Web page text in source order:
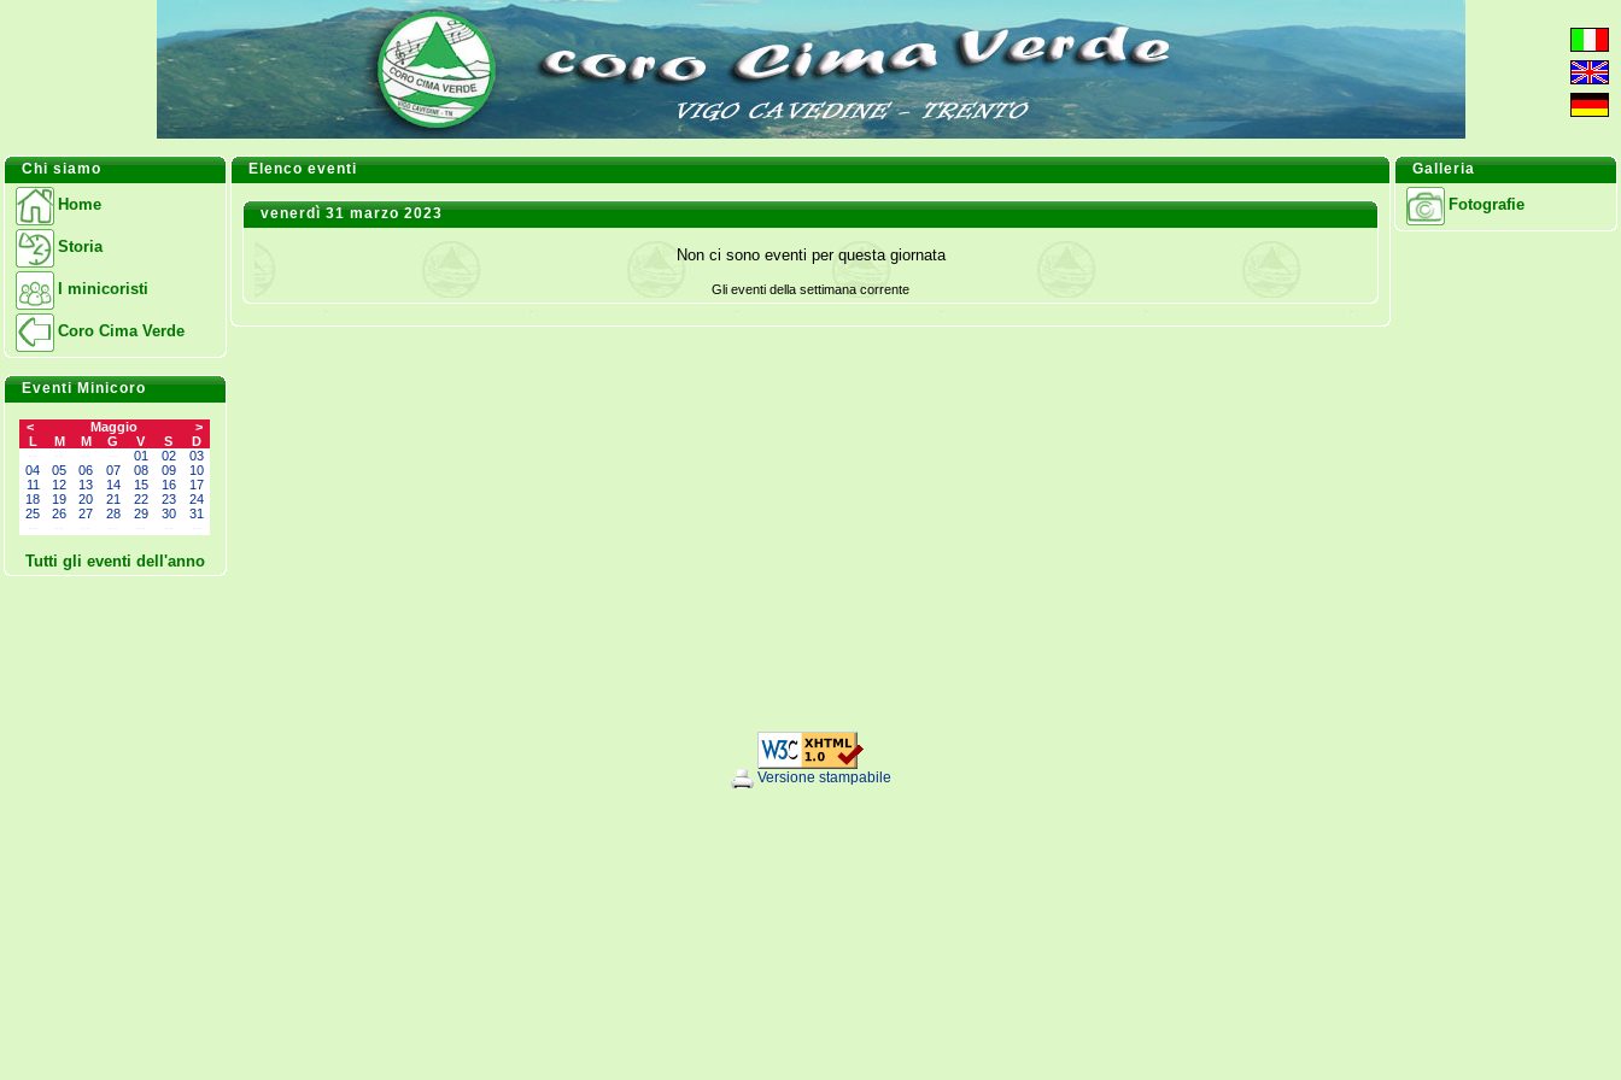
Chi siamo
Home
Storia
I minicoristi
Coro Cima Verde
Eventi Minicoro
< Maggio
>
L
M M G V S
D
01 02
03
04
05 06 07 08 09
10
11
12 13 14 15 16
17
18
19 20 21 22 23
24
25
26 27 28 29 30
31
Tutti gli eventi dell'anno
Elenco eventi
venerdì 31 marzo 2023
Non ci sono eventi per questa giornata
Gli eventi della settimana corrente
Galleria
Fotografie
Versione stampabile